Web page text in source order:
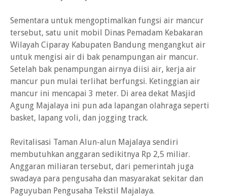
Sementara untuk mengoptimalkan fungsi air mancur
tersebut, satu unit mobil Dinas Pemadam Kebakaran
Wilayah Ciparay Kabupaten Bandung mengangkut air
untuk mengisi air di bak penampungan air mancur.
Setelah bak penampungan airnya diisi air, kerja air
mancur pun mulai terlihat berfungsi. Ketinggian air
mancur ini mencapai 3 meter. Di area dekat Masjid
Agung Majalaya ini pun ada lapangan olahraga seperti
basket, lapang voli, dan jogging track.
Revitalisasi Taman Alun-alun Majalaya sendiri
membutuhkan anggaran sedikitnya Rp 2,5 miliar.
Anggaran miliaran tersebut, dari pemerintah juga
swadaya para pengusaha dan masyarakat sekitar dan
Paguyuban Pengusaha Tekstil Majalaya.